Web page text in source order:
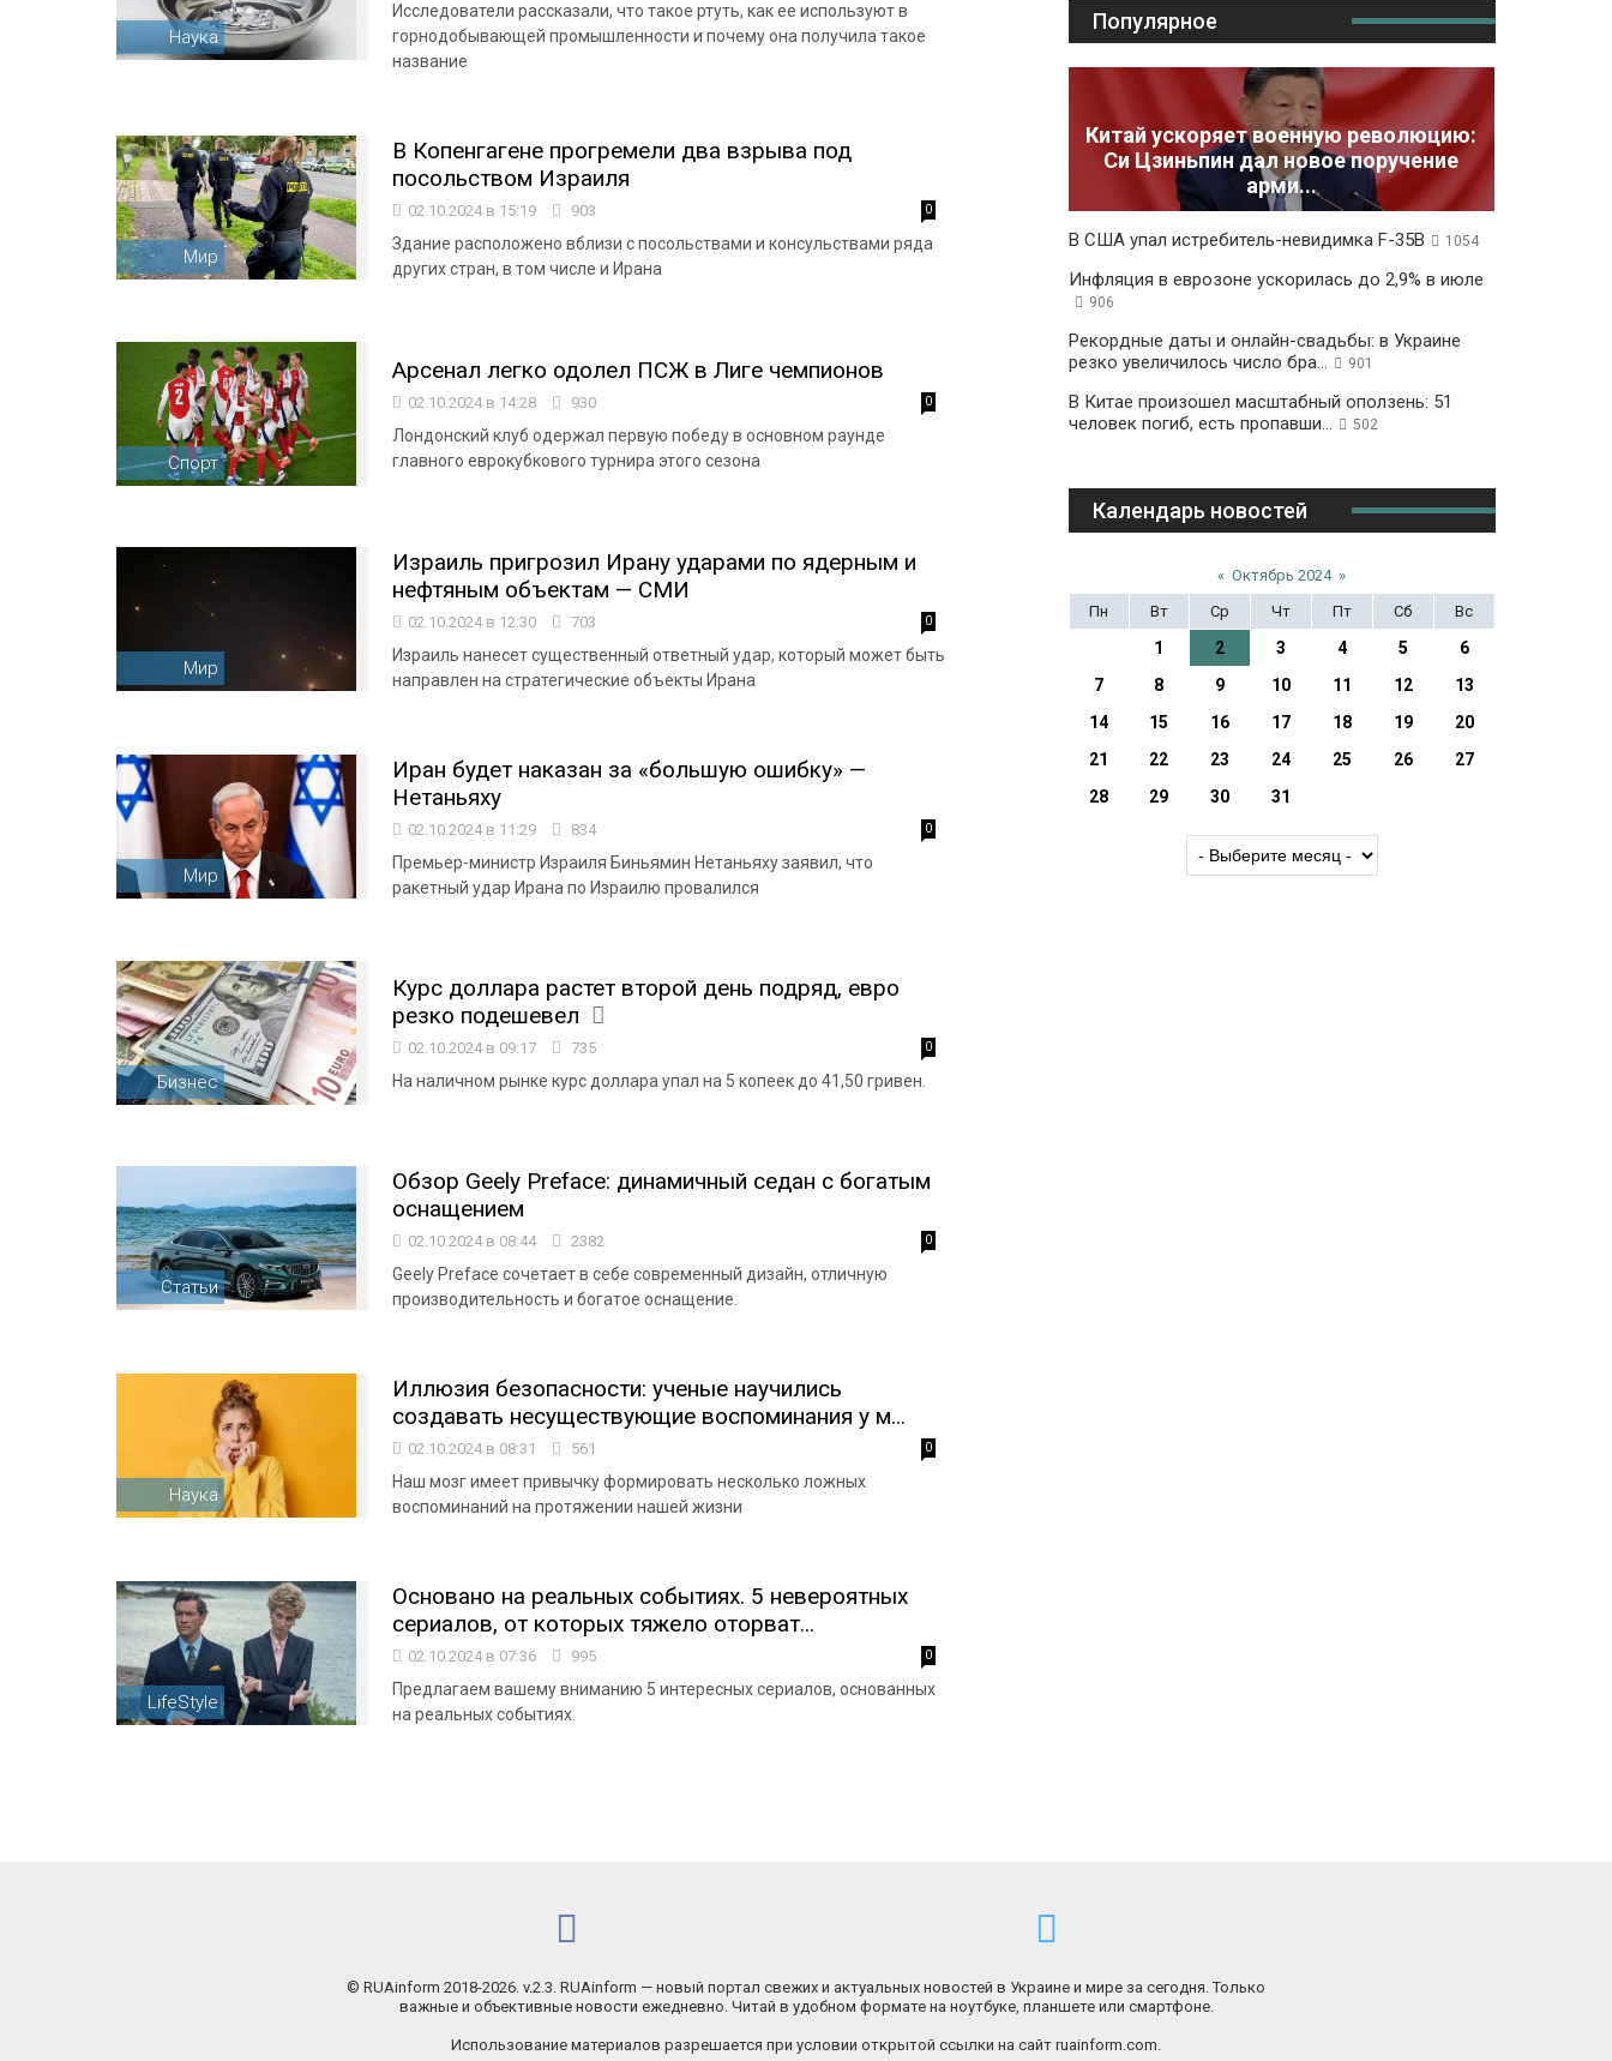
Наука
Исследователи рассказали, что такое ртуть, как ее используют в
горнодобывающей промышленности и почему она получила такое
название
Мир
В Копенгагене прогремели два взрыва под
посольством Израиля
02.10.2024 в 15:19 903 0
Здание расположено вблизи с посольствами и консульствами ряда
других стран, в том числе и Ирана
Спорт
Арсенал легко одолел ПСЖ в Лиге чемпионов
02.10.2024 в 14:28 930 0
Лондонский клуб одержал первую победу в основном раунде
главного еврокубкового турнира этого сезона
Мир
Израиль пригрозил Ирану ударами по ядерным и
нефтяным объектам — СМИ
02.10.2024 в 12:30 703 0
Израиль нанесет существенный ответный удар, который может быть
направлен на стратегические объекты Ирана
Мир
Иран будет наказан за «большую ошибку» —
Нетаньяху
02.10.2024 в 11:29 834 0
Премьер-министр Израиля Биньямин Нетаньяху заявил, что
ракетный удар Ирана по Израилю провалился
Бизнес
Курс доллара растет второй день подряд, евро
резко подешевел
02.10.2024 в 09:17 735 0
На наличном рынке курс доллара упал на 5 копеек до 41,50 гривен.
Статьи
Обзор Geely Preface: динамичный седан с богатым
оснащением
02.10.2024 в 08:44 2382 0
Geely Preface сочетает в себе современный дизайн, отличную
производительность и богатое оснащение.
Наука
Иллюзия безопасности: ученые научились
создавать несуществующие воспоминания у м...
02.10.2024 в 08:31 561 0
Наш мозг имеет привычку формировать несколько ложных
воспоминаний на протяжении нашей жизни
LifeStyle
Основано на реальных событиях. 5 невероятных
сериалов, от которых тяжело оторват...
02.10.2024 в 07:36 995 0
Предлагаем вашему вниманию 5 интересных сериалов, основанных
на реальных событиях.
Популярное
Китай ускоряет военную революцию:
Си Цзиньпин дал новое поручение
арми...
В США упал истребитель-невидимка F-35B 1054
Инфляция в еврозоне ускорилась до 2,9% в июле
906
Рекордные даты и онлайн-свадьбы: в Украине
резко увеличилось число бра...
901
В Китае произошел масштабный оползень: 51
человек погиб, есть пропавши...
502
Календарь новостей
« Октябрь 2024 »
Пн
Вт Ср Чт Пт Сб Вс
1 2 3 4 5
6
7
8 9 10 11 12
13
14
15 16 17 18 19
20
21
22 23 24 25 26
27
28
29 30 31
© RUAinform 2018-2026. v.2.3. RUAinform — новый портал свежих и актуальных новостей в Украине и мире за сегодня. Только
важные и объективные новости ежедневно. Читай в удобном формате на ноутбуке, планшете или смартфоне.
Использование материалов разрешается при условии открытой ссылки на сайт ruainform.com.